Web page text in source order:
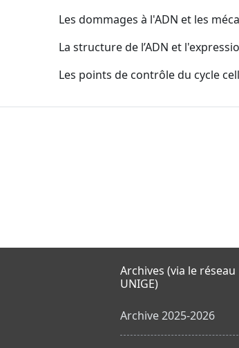
Les dommages à l'ADN et les
La structure de l’ADN et
Les points de contrôle du cycle
Archives (via le réseau
UNIGE)
Archive 2025-2026